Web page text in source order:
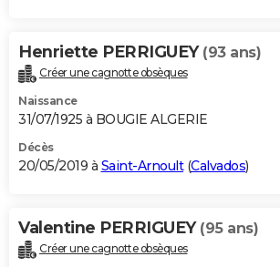
Henriette PERRIGUEY (93 ans)
Créer une cagnotte obsèques
Naissance
31/07/1925 à BOUGIE ALGERIE
Décès
20/05/2019 à Saint-Arnoult(Calvados)
Valentine PERRIGUEY (95 ans)
Créer une cagnotte obsèques